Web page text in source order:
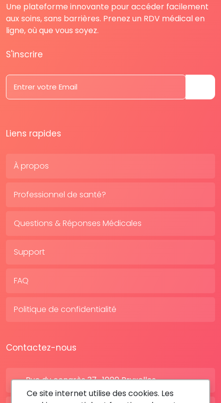
Une plateforme innovante pour accéder facilement
aux soins, sans barrières. Prenez un RDV médical en
ligne, où que vous soyez.
S'inscrire
Liens rapides
À propos
Professionnel de santé?
Questions & Réponses Médicales
Support
FAQ
Politique de confidentialité
Contactez-nous
Rue du congrès 37 , 1000 Bruxelles
Ce site internet utilise des cookies. Les